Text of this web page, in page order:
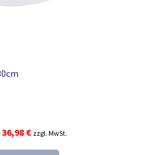
Ursprünglicher
36,98 €Aktueller
Preis
zzgl. MwSt.